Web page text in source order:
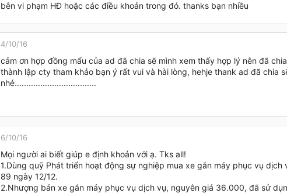
bên vi phạm HĐ hoặc các điều khoản trong đó. thanks bạn nhiều
4/10/16
cảm ơn hợp đồng mẩu của ad đã chia sẽ mình xem thấy hợp lý nên đã
thành lập cty tham khảo bạn ý rất vui và hài lòng, hehje thank ad đã chia
nhé...................................
6/10/16
Mọi người ai biết giúp e định khoản với ạ. Tks all!
1.Dùng quỹ Phát triển hoạt động sự nghiệp mua xe gắn máy phục vụ dịch
89 ngày 12/12.
2.Nhượng bán xe gắn máy phục vụ dịch vụ, nguyên giá 36.000, đã sử